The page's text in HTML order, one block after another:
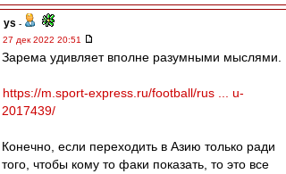
ys -
27 дек 2022 20:51
Зарема удивляет вполне разумными мыслями.
https://m.sport-express.ru/football/rus ... u-
2017439/
Конечно, если переходить в Азию только ради
того, чтобы кому то факи показать, то это все